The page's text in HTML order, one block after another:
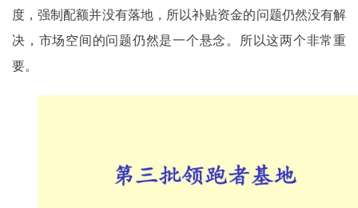
度，强制配额并没有落地，所以补贴资金的问题仍然没有解
决，市场空间的问题仍然是一个悬念。所以这两个非常重
要。